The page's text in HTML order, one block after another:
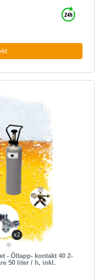
- Öltapp- kontakt 40 2-
50 liter / h, inkl.